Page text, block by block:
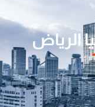
الرياض